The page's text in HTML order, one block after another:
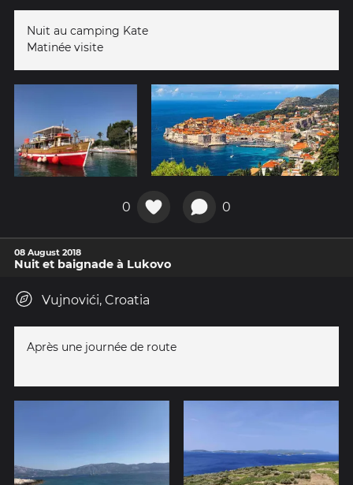
Nuit au camping Kate
Matinée visite
0 0
08 August 2018
Nuit et baignade à Lukovo
Vujnovići, Croatia
Après une journée de route